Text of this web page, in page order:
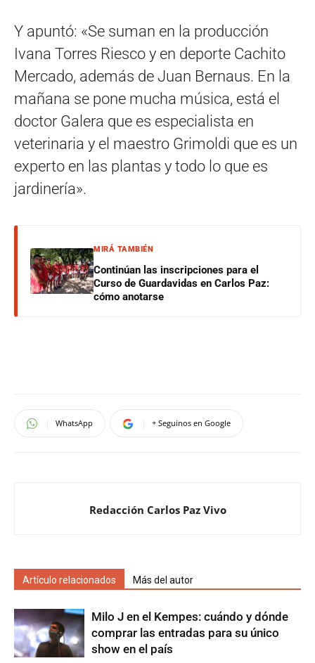
Y apuntó: «Se suman en la producción
Ivana Torres Riesco y en deporte Cachito
Mercado, además de Juan Bernaus. En la
mañana se pone mucha música, está el
doctor Galera que es especialista en
veterinaria y el maestro Grimoldi que es un
experto en las plantas y todo lo que es
jardinería».
MIRÁ TAMBIÉN
Continúan las inscripciones para el
Curso de Guardavidas en Carlos Paz:
cómo anotarse
WhatsApp + Seguinos en Google
Redacción Carlos Paz Vivo
Artículo relacionados Más del autor
Milo J en el Kempes: cuándo y dónde
comprar las entradas para su único
show en el país